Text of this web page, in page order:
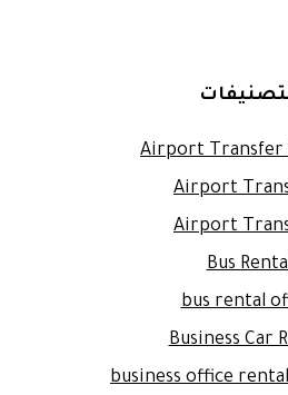
Airport Transfer
Airport
Airport
Bus
bus rental
Business Car
business office